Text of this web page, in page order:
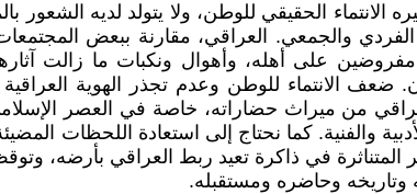
الحقيقي للوطن، ولا يتولد لديه الشعور
والجمعي. العراقي، مقارنة ببعض
على أهله، وأهوال ونكبات ما زالت آثارها
الانتماء للوطن وعدم تجذر الهوية العراقية
من ميراث حضاراته، خاصة في العصر
والفنية. كما نحتاج إلى استعادة
المتناثرة في ذاكرة تعيد ربط العراقي بأرضه،
وتاريخه وحاضره ومستقبله.